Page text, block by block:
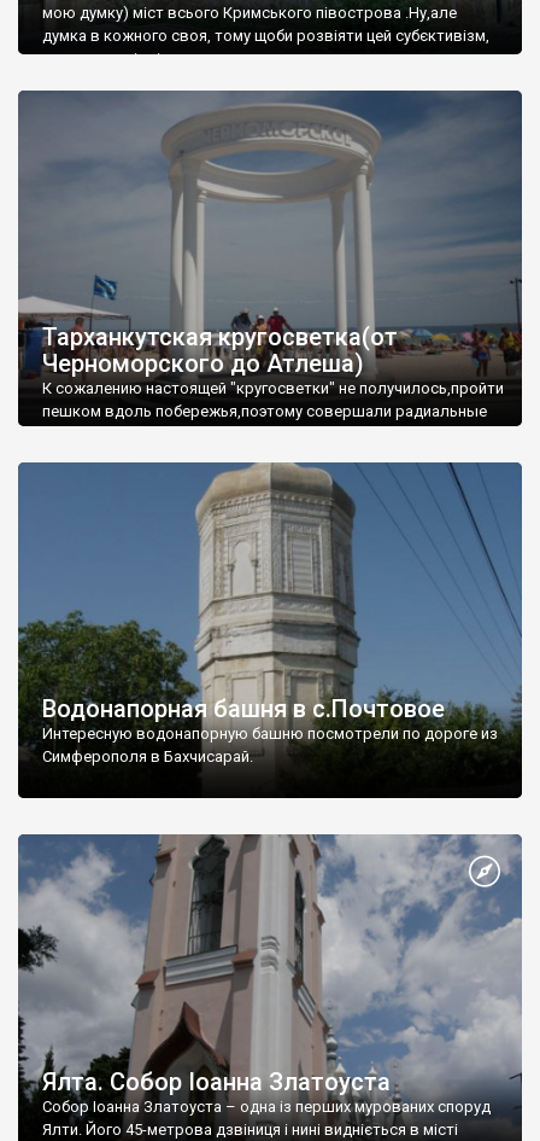
мою думку) міст всього Кримського півострова .Ну,але
думка в кожного своя, тому щоби розвіяти цей субєктивізм,
запрошую відвідати це
Тарханкутская кругосветка(от
Черноморского до Атлеша)
К сожалению настоящей "кругосветки" не получилось,пройти
пешком вдоль побережья,поэтому совершали радиальные
Водонапорная башня в с.Почтовое
Интересную водонапорную башню посмотрели по дороге из
Симферополя в Бахчисарай.
Ялта. Собор Іоанна Златоуста
Собор Іоанна Златоуста – одна із перших мурованих споруд
Ялти. Його 45-метрова дзвіниця і нині видніється в місті